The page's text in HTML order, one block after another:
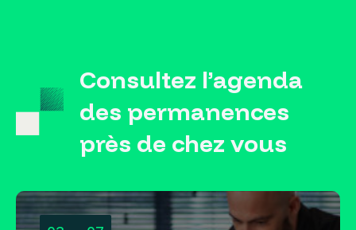
Consultez l’agenda
des permanences
près de chez vous